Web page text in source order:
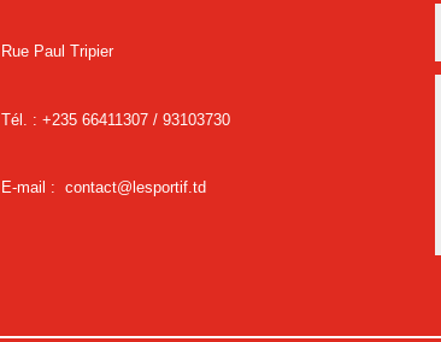
Rue Paul Tripier
Tél. : +235 66411307 / 93103730
E-mail : contact@lesportif.td